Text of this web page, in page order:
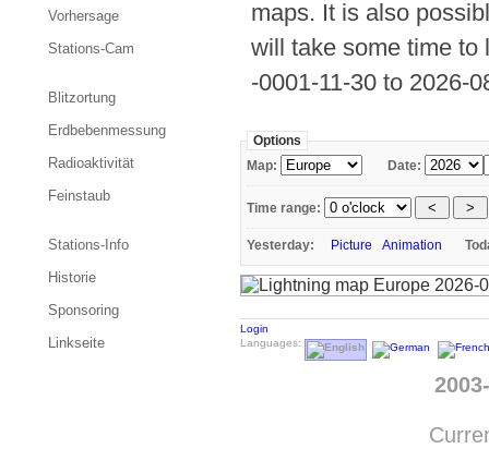
maps. It is also
will take some time to
-0001-11-30 to 2026-
Options
Map:
Date:
Time range:
Yesterday: Picture Animation
Login
Languages:
Vorhersage
Stations-Cam
Blitzortung
Erdbebenmessung
Radioaktivität
Feinstaub
Stations-Info
Historie
Sponsoring
Linkseite